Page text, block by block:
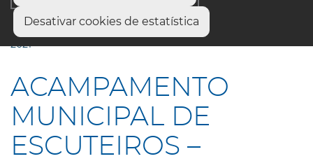
Desativar cookies de estatística
Início
ACAMPAMENTO MUNICIPAL DE ESCUTEIROS – ESCUTAMA
2021
ACAMPAMENTO
MUNICIPAL DE
ESCUTEIROS –